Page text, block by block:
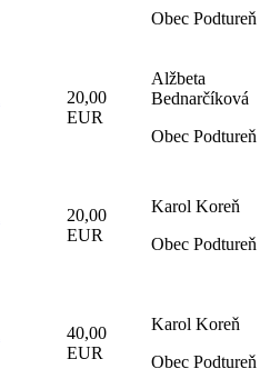
Obec Podtureň
20,00
EUR
Alžbeta
Bednarčíková
Obec Podtureň
20,00
EUR
Karol Koreň
Obec Podtureň
40,00
EUR
Karol Koreň
Obec Podtureň